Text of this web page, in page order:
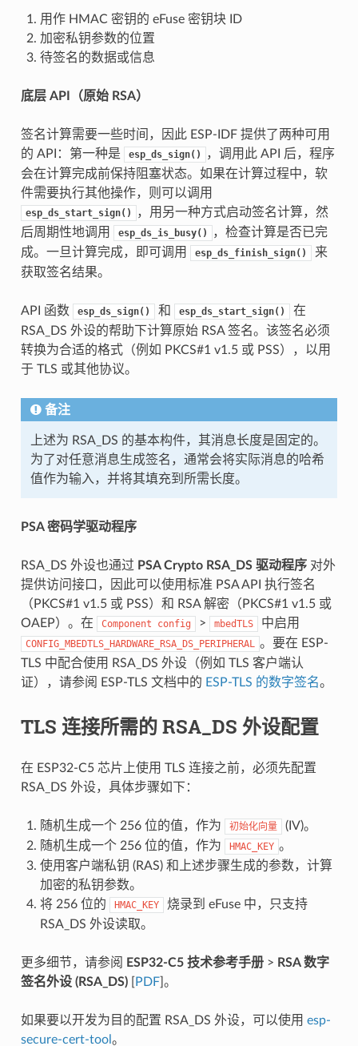
用作 HMAC 密钥的 eFuse 密钥块 ID
加密私钥参数的位置
待签名的数据或信息
底层 API（原始 RSA）
签名计算需要一些时间，因此 ESP-IDF 提供了两种可用
的 API：第一种是
esp_ds_sign()
，调用此 API 后，程序
会在计算完成前保持阻塞状态。如果在计算过程中，软
件需要执行其他操作，则可以调用
esp_ds_start_sign()
，用另一种方式启动签名计算，然
后周期性地调用
esp_ds_is_busy()
，检查计算是否已完
成。一旦计算完成，即可调用
esp_ds_finish_sign()
来
获取签名结果。
API 函数 esp_ds_sign() 和 esp_ds_start_sign()
在
RSA_DS 外设的帮助下计算原始 RSA 签名。该签名必须
转换为合适的格式（例如 PKCS#1 v1.5 或 PSS），以用
于 TLS 或其他协议。
备注
上述为 RSA_DS 的基本构件，其消息长度是固定的。
为了对任意消息生成签名，通常会将实际消息的哈希
值作为输入，并将其填充到所需长度。
PSA 密码学驱动程序
RSA_DS 外设也通过 PSA Crypto RSA_DS 驱动程序对外
提供访问接口，因此可以使用标准 PSA API 执行签名
（PKCS#1 v1.5 或 PSS）和 RSA 解密（PKCS#1 v1.5 或
OAEP）。在
Component config > mbedTLS 中启用
CONFIG_MBEDTLS_HARDWARE_RSA_DS_PERIPHERAL 。要在 ESP-
TLS 中配合使用 RSA_DS 外设（例如 TLS 客户端认
证），请参阅 ESP-TLS 文档中的 ESP-TLS 的数字签名。
TLS 连接所需的 RSA_DS 外设配置
在 ESP32-C5 芯片上使用 TLS 连接之前，必须先配置
RSA_DS 外设，具体步骤如下：
随机生成一个 256 位的值，作为 初始化向量
(IV)。
随机生成一个 256 位的值，作为
HMAC_KEY 。
使用客户端私钥 (RAS) 和上述步骤生成的参数，计算
加密的私钥参数。
将 256 位的
HMAC_KEY
烧录到 eFuse 中，只支持
RSA_DS 外设读取。
更多细节，请参阅 ESP32-C5 技术参考手册> RSA 数字
签名外设 (RSA_DS)[ PDF]。
如果要以开发为目的配置 RSA_DS 外设，可以使用 esp-
secure-cert-tool 。